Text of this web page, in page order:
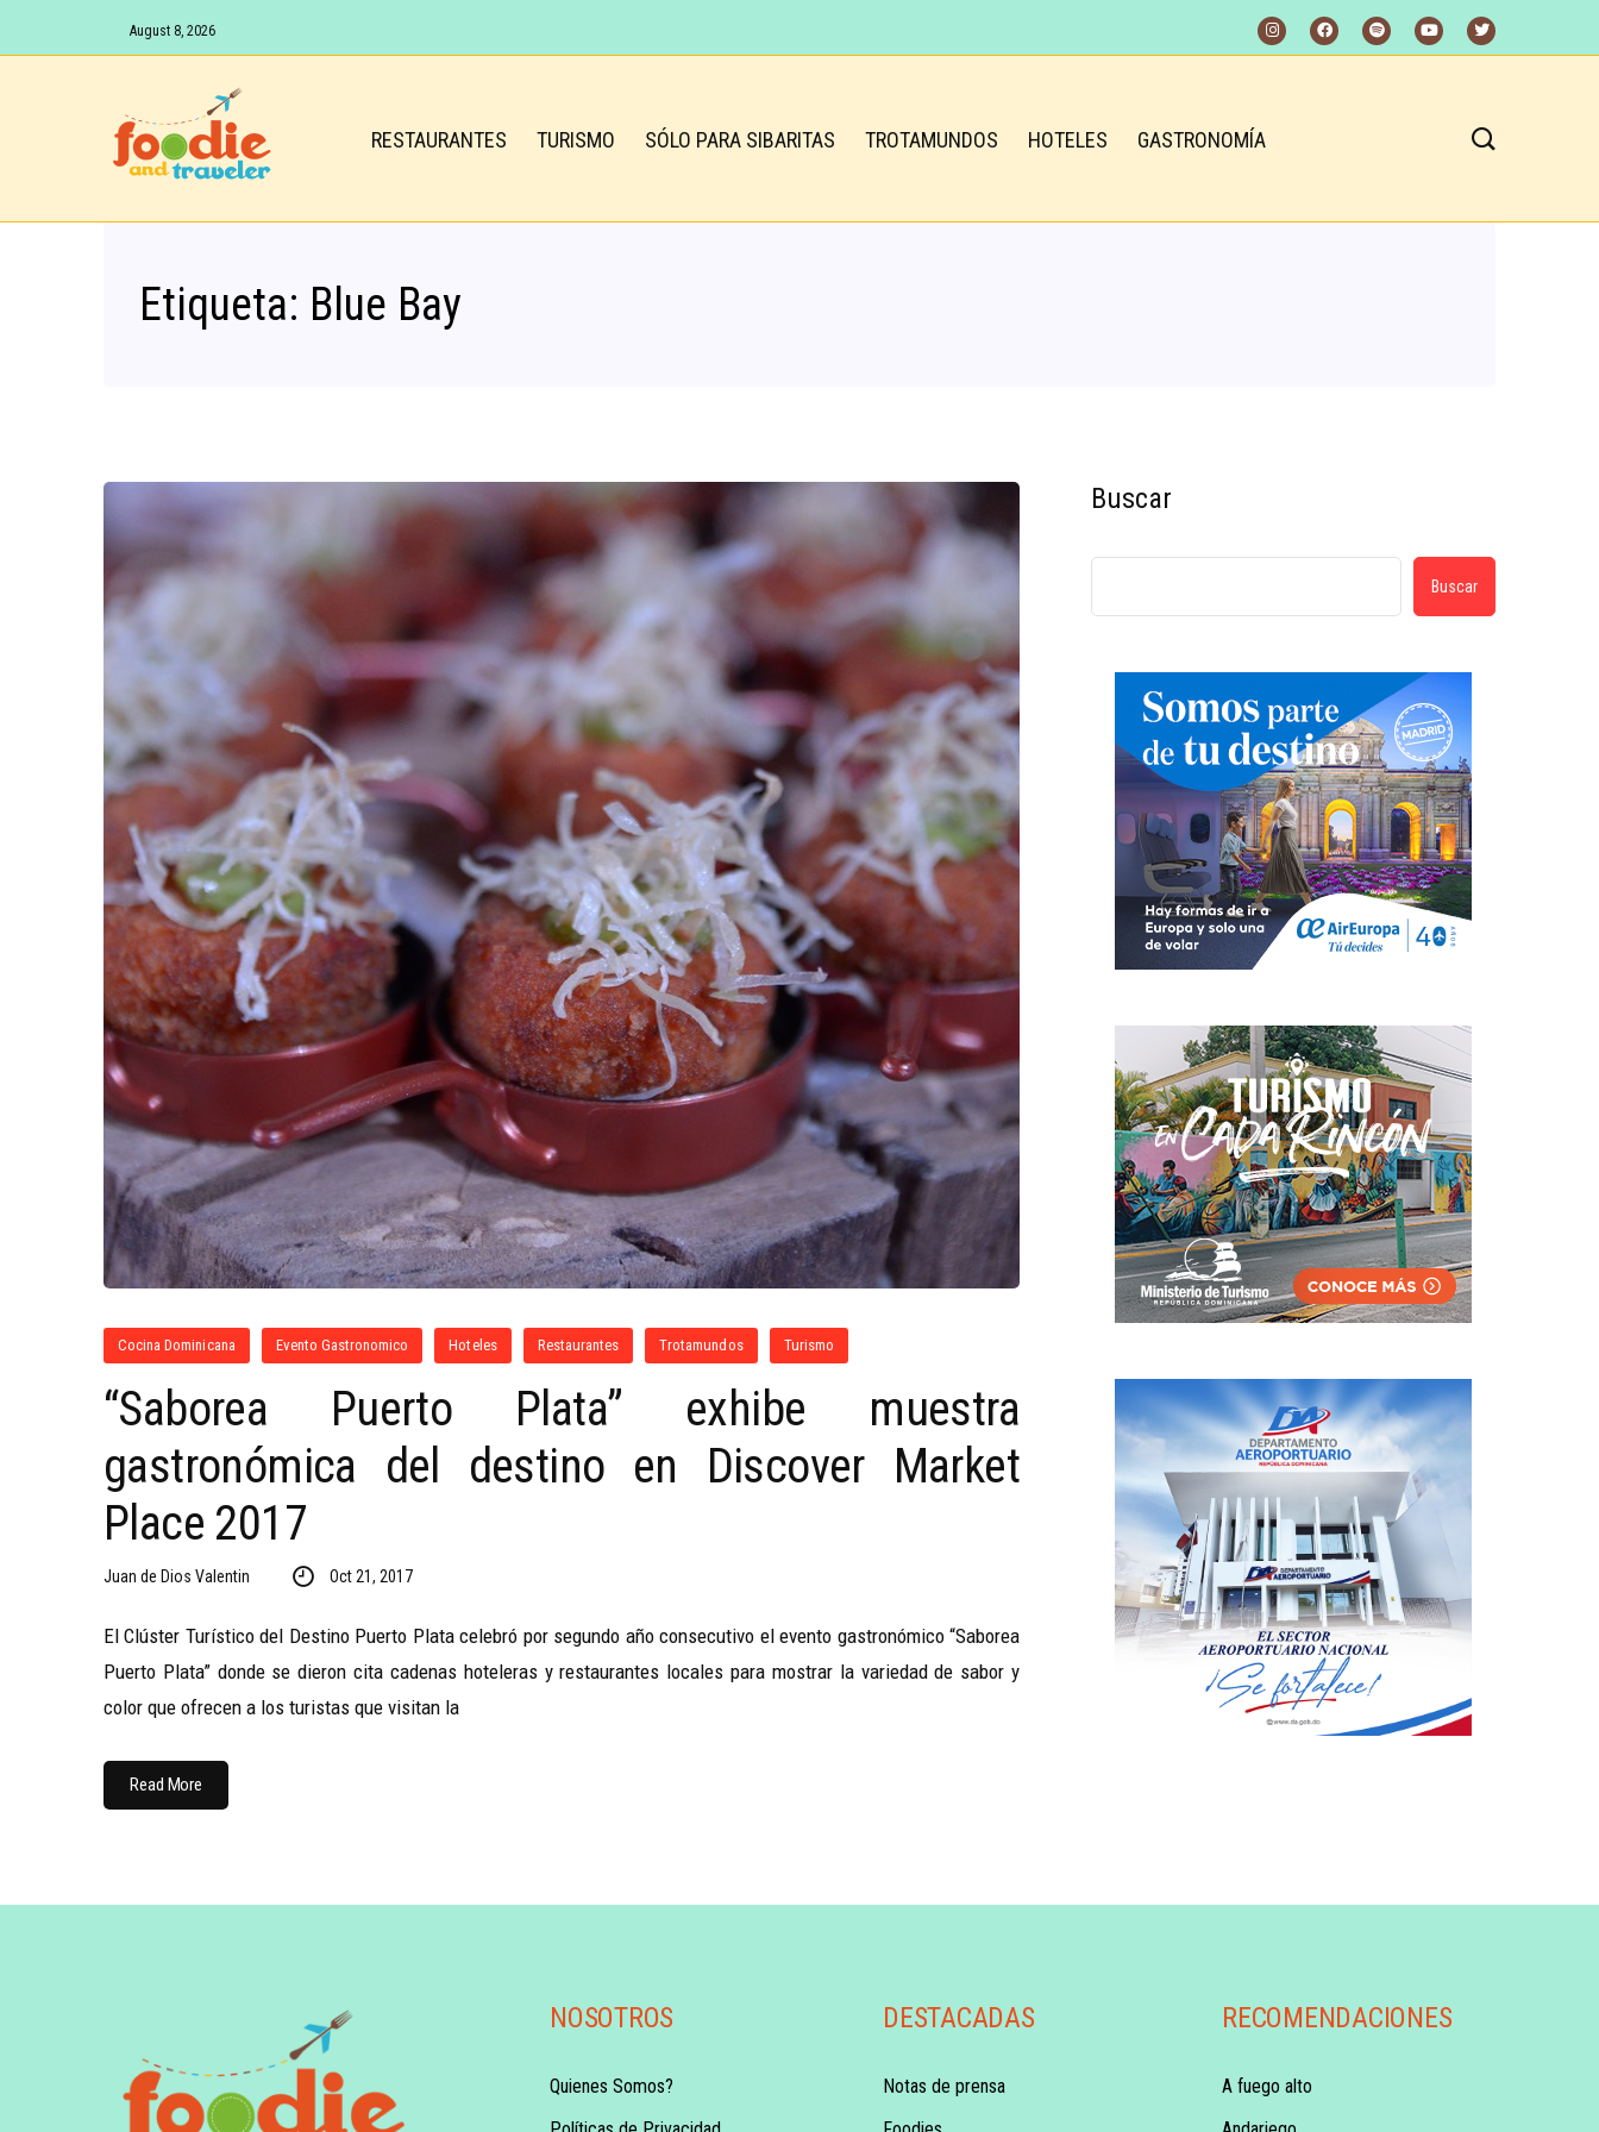
August 8, 2026
RESTAURANTES TURISMO SÓLO PARA SIBARITAS TROTAMUNDOS HOTELES GASTRONOMÍA
Etiqueta: Blue Bay
Cocina Dominicana Evento Gastronomico Hoteles Restaurantes Trotamundos Turismo
“Saborea Puerto Plata” exhibe muestra
gastronómica del destino en Discover Market
Place 2017
Juan de Dios Valentin Oct 21, 2017
El Clúster Turístico del Destino Puerto Plata celebró por segundo año consecutivo el evento gastronómico “Saborea
Puerto Plata” donde se dieron cita cadenas hoteleras y restaurantes locales para mostrar la variedad de sabor y
color que ofrecen a los turistas que visitan la
Read More
Buscar
Buscar
NOSOTROS
Quienes Somos?
DESTACADAS
Notas de prensa
RECOMENDACIONES
A fuego alto